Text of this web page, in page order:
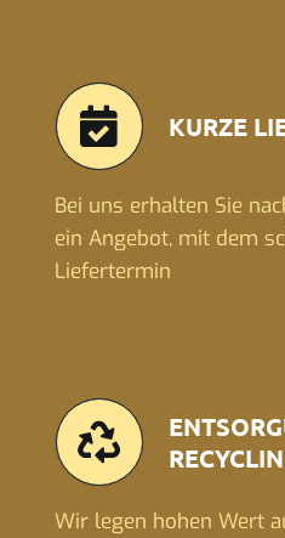
KURZE
Bei uns erhalten Sie
ein Angebot, mit dem
Liefertermin
Wir legen hohen Wert